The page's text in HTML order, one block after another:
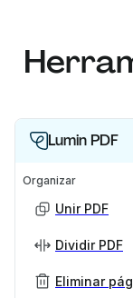
Lumin PDF
Organizar
Unir PDF
Dividir PDF
Eliminar